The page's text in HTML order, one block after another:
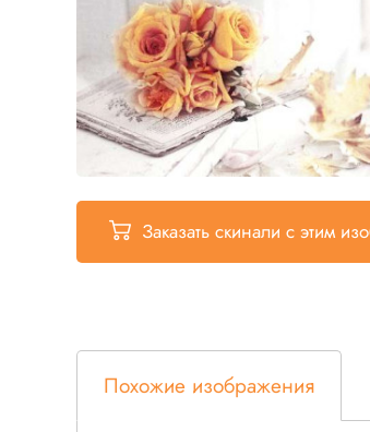
Заказать скинали с этим
Похожие изображения